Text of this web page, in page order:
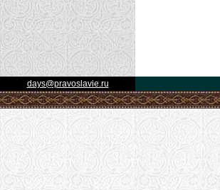
days@pravoslavie.ru